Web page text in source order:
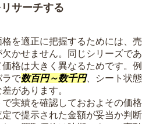
サーチする
を適正に把握するためには、売
かせません。同じシリーズであ
格は大きく異なるためです。例
ラで数百円～数千円、シート状態
があります。
実績を確認しておおよその価格
で提示された金額が妥当か判断